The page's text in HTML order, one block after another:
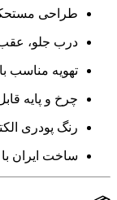
طراحی
درب جلو، عقب
تهویه مناسب
چرخ و پایه
رنگ پودری
ساخت ایران با